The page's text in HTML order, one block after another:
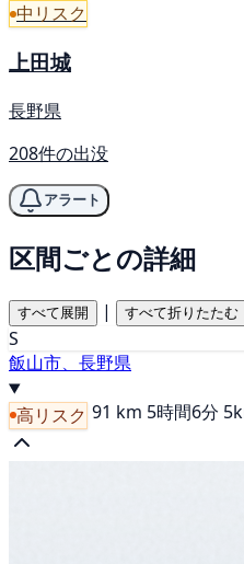
中リスク
上田城
長野県
208件の出没
アラート
区間ごとの詳細
すべて展開 | すべて折りたたむ
S
飯山市、長野県
高リスク 91 km 5時間6分